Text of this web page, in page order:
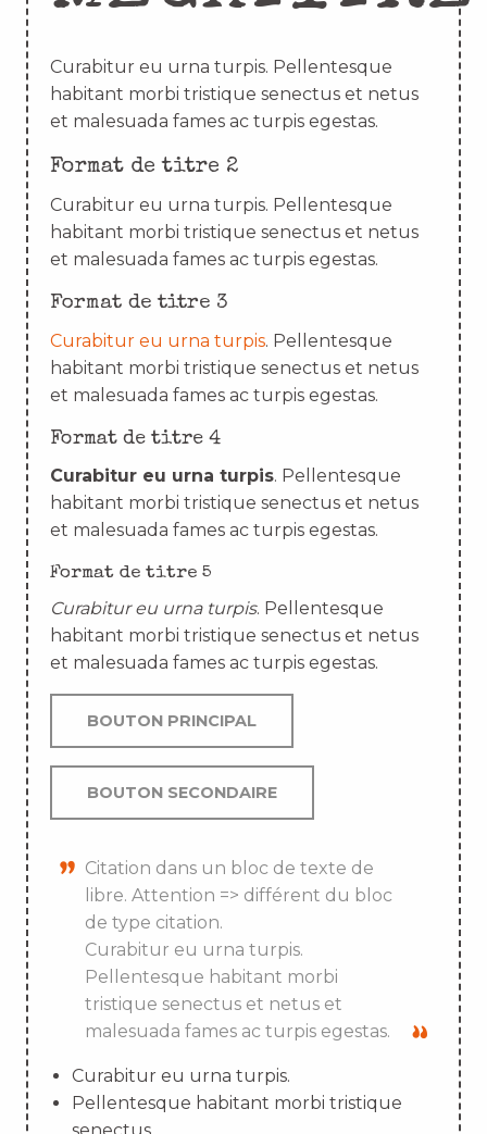
Curabitur eu urna turpis. Pellentesque
habitant morbi tristique senectus et netus
et malesuada fames ac turpis egestas.
Format de titre 2
Curabitur eu urna turpis. Pellentesque
habitant morbi tristique senectus et netus
et malesuada fames ac turpis egestas.
Format de titre 3
Curabitur eu urna turpis. Pellentesque
habitant morbi tristique senectus et netus
et malesuada fames ac turpis egestas.
Format de titre 4
Curabitur eu urna turpis. Pellentesque
habitant morbi tristique senectus et netus
et malesuada fames ac turpis egestas.
Format de titre 5
Curabitur eu urna turpis. Pellentesque
habitant morbi tristique senectus et netus
et malesuada fames ac turpis egestas.
BOUTON PRINCIPAL
BOUTON SECONDAIRE
Citation dans un bloc de texte de
libre. Attention => différent du bloc
de type citation.
Curabitur eu urna turpis.
Pellentesque habitant morbi
tristique senectus et netus et
malesuada fames ac turpis egestas.
Curabitur eu urna turpis.
Pellentesque habitant morbi tristique